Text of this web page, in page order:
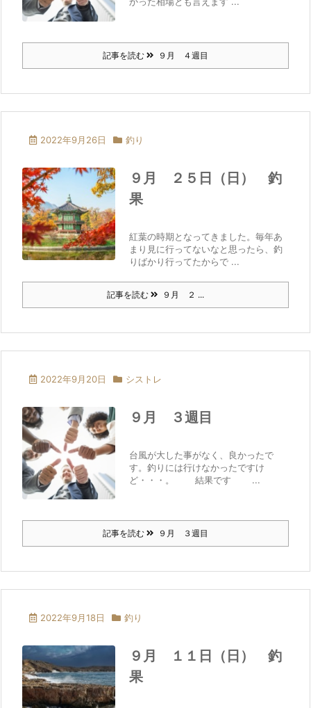
記事を読む ９月 ４週目
2022年9月26日 釣り
９月 ２５日（日） 釣
果
紅葉の時期となってきました。毎年あ
まり見に行ってないなと思ったら、釣
りばかり行ってたからで ...
記事を読む ９月 ２ ...
2022年9月20日 シストレ
９月 ３週目
台風が大した事がなく、良かったで
す。釣りには行けなかったですけ
ど・・・。 結果です ...
記事を読む ９月 ３週目
2022年9月18日 釣り
９月 １１日（日） 釣
果